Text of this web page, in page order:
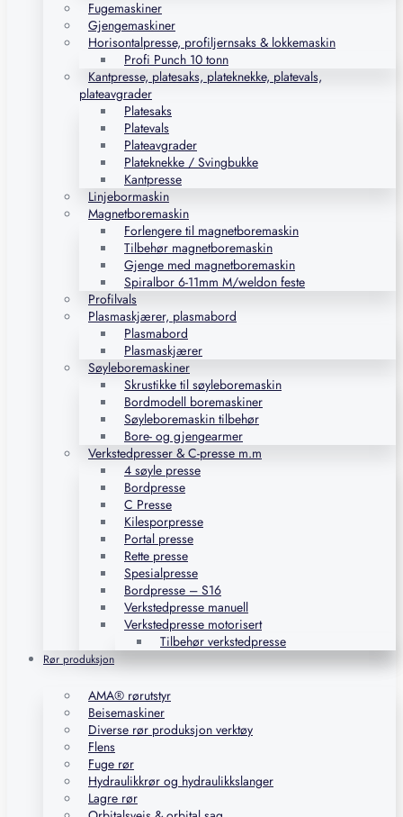
Fugemaskiner
Gjengemaskiner
Horisontalpresse, profiljernsaks & lokkemaskin
Profi Punch 10 tonn
Kantpresse, platesaks, plateknekke, platevals,
plateavgrader
Platesaks
Platevals
Plateavgrader
Plateknekke / Svingbukke
Kantpresse
Linjebormaskin
Magnetboremaskin
Forlengere til magnetboremaskin
Tilbehør magnetboremaskin
Gjenge med magnetboremaskin
Spiralbor 6-11mm M/weldon feste
Profilvals
Plasmaskjærer, plasmabord
Plasmabord
Plasmaskjærer
Søyleboremaskiner
Skrustikke til søyleboremaskin
Bordmodell boremaskiner
Søyleboremaskin tilbehør
Bore- og gjengearmer
Verkstedpresser & C-presse m.m
4 søyle presse
Bordpresse
C Presse
Kilesporpresse
Portal presse
Rette presse
Spesialpresse
Bordpresse – S16
Verkstedpresse manuell
Verkstedpresse motorisert
Tilbehør verkstedpresse
Rør produksjon
AMA® rørutstyr
Beisemaskiner
Diverse rør produksjon verktøy
Flens
Fuge rør
Hydraulikkrør og hydraulikkslanger
Lagre rør